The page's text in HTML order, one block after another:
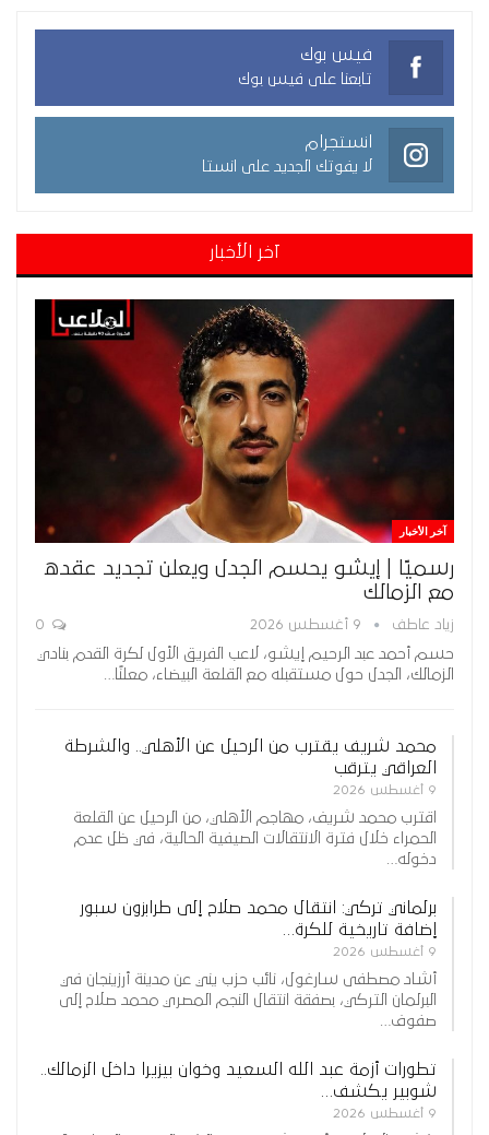
فيس بوك
تابعنا على فيس بوك
انستجرام
لا يفوتك الجديد على انستا
آخر الأخبار
آخر الأخبار
رسميًا | إيشو يحسم الجدل ويعلن تجديد عقده
مع الزمالك
زياد عاطف 9 أغسطس 2026
حسم أحمد عبد الرحيم إيشو، لاعب الفريق الأول لكرة القدم بنادي
الزمالك، الجدل حول مستقبله مع القلعة البيضاء، معلنًا…
محمد شريف يقترب من الرحيل عن الأهلي.. والشرطة
العراقي يترقب
9 أغسطس 2026
اقترب محمد شريف، مهاجم الأهلي، من الرحيل عن القلعة
الحمراء خلال فترة الانتقالات الصيفية الحالية، في ظل عدم
دخوله…
برلماني تركي: انتقال محمد صلاح إلى طرابزون سبور
إضافة تاريخية للكرة…
9 أغسطس 2026
أشاد مصطفى سارغول، نائب حزب يني عن مدينة أرزينجان في
البرلمان التركي، بصفقة انتقال النجم المصري محمد صلاح إلى
صفوف…
تطورات أزمة عبد الله السعيد وخوان بيزيرا داخل الزمالك..
شوبير يكشف…
9 أغسطس 2026